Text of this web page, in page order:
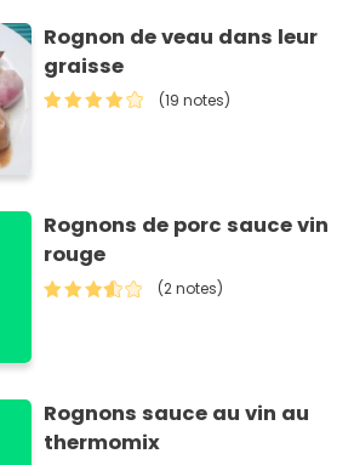
Rognon de veau dans leur
graisse
(19 notes)
Rognons de porc sauce vin
rouge
(2 notes)
Rognons sauce au vin au
thermomix